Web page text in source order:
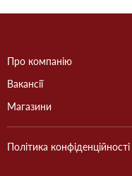
Про компанію
Вакансії
Магазини
Політика конфіденційності